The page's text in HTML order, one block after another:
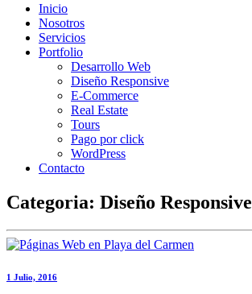
Inicio
Nosotros
Servicios
Portfolio
Desarrollo Web
Diseño Responsive
E-Commerce
Real Estate
Tours
Pago por click
WordPress
Contacto
Categoria: Diseño Responsive
1 Julio, 2016